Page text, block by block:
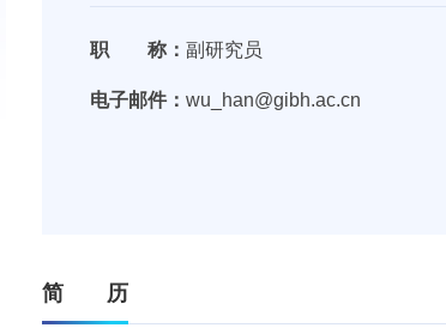
职 称：副研究员
电子邮件：wu_han@gibh.ac.cn
简 历